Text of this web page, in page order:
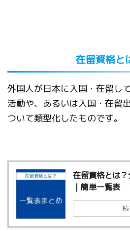
在留資格と
外国人が日本に入国・在留し
活動や、あるいは入国・在留
ついて類型化したものです。
在留資格とは
｜簡単一覧表